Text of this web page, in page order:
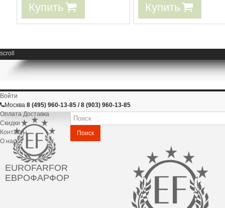
Купить Купить
scroll
Войти
Москва 8 (495) 960-13-85 / 8 (903) 960-13-85
Оплата Доставка
Скидки
Контакты
О нас
EUROFARFOR
ЕВРОФАРФОР
Поиск